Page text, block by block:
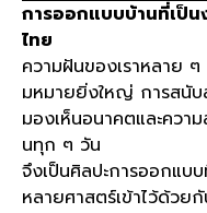
การออกแบบบ้านที่เป็น
ไทย
ความฝันของเราหลาย
มหมายยิ่งใหญ่ การสนับ
มองเห็นอนาคตและควา
นทุก ๆ วัน
จึงเป็นศิลปะการออกแ
หลายศาสตร์เข้าไว้ด้วย